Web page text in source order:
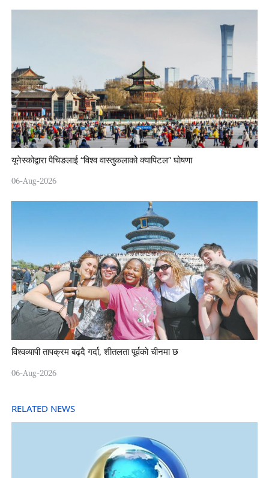
यूनेस्कोद्वारा पैचिङलाई “विश्व वास्तुकलाको क्यापिटल” घोषणा
06-Aug-2026
विश्वव्यापी तापक्रम बढ्दै गर्दा, शीतलता पूर्वको चीनमा छ
06-Aug-2026
RELATED NEWS